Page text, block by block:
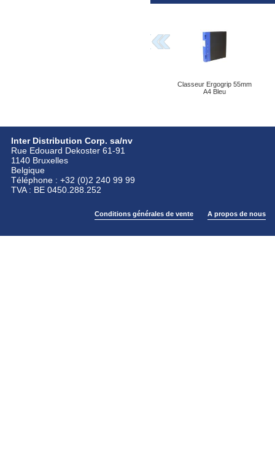
Classeur Ergogrip 55mm
A4 Bleu
Inter Distribution Corp. sa/nv
Rue Edouard Dekoster 61-91
1140 Bruxelles
Belgique
Téléphone : +32 (0)2 240 99 99
TVA : BE 0450.288.252
Conditions générales de vente A propos de nous